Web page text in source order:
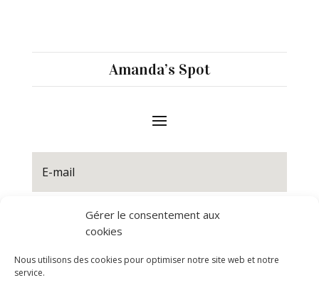
Gérer le consentement aux
cookies
Nous utilisons des cookies pour optimiser notre site web et notre
service.
Amanda’s Spot
S'abonner